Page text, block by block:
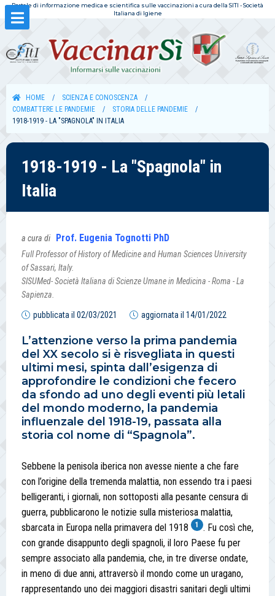
Portale di informazione medica e scientifica sulle vaccinazioni a cura della SITI - Società
Italiana di Igiene
HOME
SCIENZA E CONOSCENZA
COMBATTERE LE PANDEMIE
STORIA DELLE PANDEMIE
1918-1919 - LA "SPAGNOLA" IN ITALIA
1918-1919 - La "Spagnola" in
Italia
a cura di Prof. Eugenia Tognotti PhD
Full Professor of History of Medicine and Human Sciences University
of Sassari, Italy.
SISUMed- Società Italiana di Scienze Umane in Medicina - Roma - La
Sapienza.
pubblicata il 02/03/2021 aggiornata il 14/01/2022
L’attenzione verso la prima pandemia
del XX secolo si è risvegliata in questi
ultimi mesi, spinta dall’esigenza di
approfondire le condizioni che fecero
da sfondo ad uno degli eventi più letali
del mondo moderno, la pandemia
influenzale del 1918-19, passata alla
storia col nome di “Spagnola”.
Sebbene la penisola iberica non avesse niente a che fare
con l’origine della tremenda malattia, non essendo tra i paesi
belligeranti, i giornali, non sottoposti alla pesante censura di
guerra, pubblicarono le notizie sulla misteriosa malattia,
sbarcata in Europa nella primavera del 1918
1
. Fu così che,
con grande disappunto degli spagnoli, il loro Paese fu per
sempre associato alla pandemia, che, in tre diverse ondate,
in meno di due anni, attraversò il mondo come un uragano,
rappresentando uno dei maggiori disastri sanitari degli ultimi